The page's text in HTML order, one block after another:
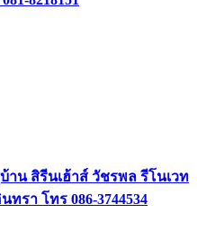
น สิรีนเฮ้าส์ วัชรพล รีโนเวท
รา โทร 086-3744534